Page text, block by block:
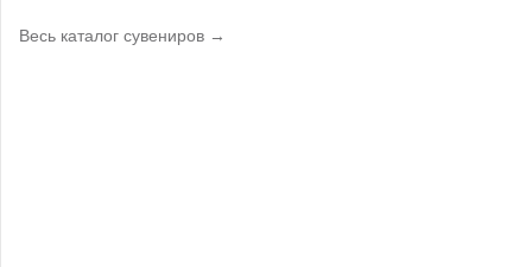
Весь каталог сувениров →